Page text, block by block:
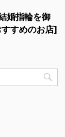
婚指輪を御
すめのお店]